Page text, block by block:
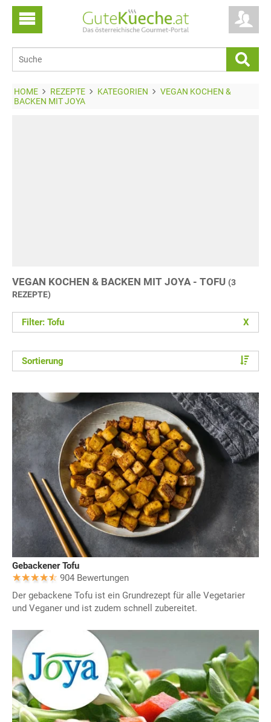
HOME REZEPTE KATEGORIEN
VEGAN KOCHEN &
BACKEN MIT JOYA
VEGAN KOCHEN & BACKEN MIT JOYA - TOFU (3
REZEPTE)
Filter: Tofu X
Sortierung
Gebackener Tofu
904 Bewertungen
Der gebackene Tofu ist ein Grundrezept für alle Vegetarier
und Veganer und ist zudem schnell zubereitet.